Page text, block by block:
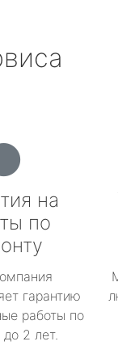
на
по
гарантию
работы по
2 лет.